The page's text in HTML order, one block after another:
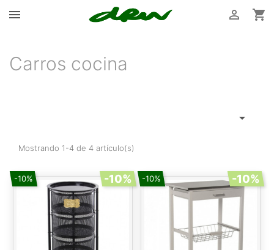
 

Carros cocina

Mostrando 1-4 de 4 artículo(s)
-10% -10% -10% -10%